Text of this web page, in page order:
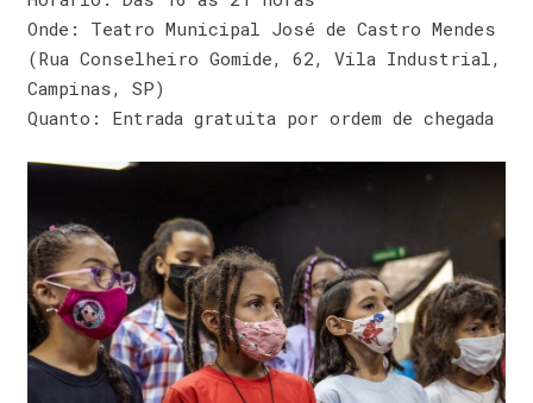
Onde: Teatro Municipal José de Castro Mendes
(Rua Conselheiro Gomide, 62, Vila Industrial,
Campinas, SP)
Quanto: Entrada gratuita por ordem de chegada